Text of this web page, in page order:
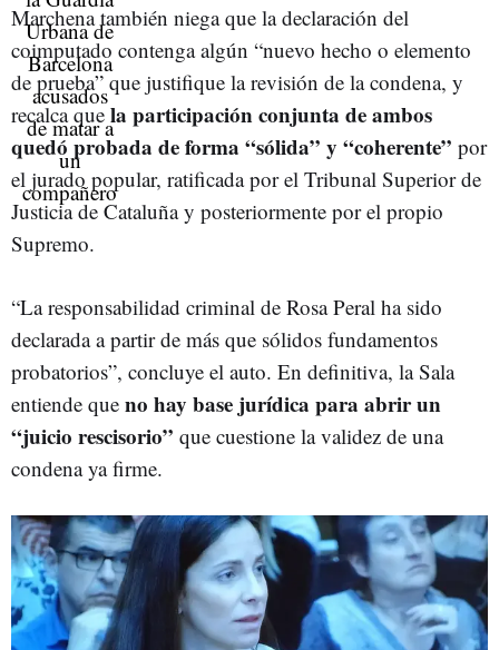
Marchena también niega que la declaración del
coimputado contenga algún “nuevo hecho o elemento
de prueba” que justifique la revisión de la condena, y
recalca que la participación conjunta de ambos
quedó probada de forma “sólida” y “coherente” por
el jurado popular, ratificada por el Tribunal Superior de
Justicia de Cataluña y posteriormente por el propio
Supremo.
“La responsabilidad criminal de Rosa Peral ha sido
declarada a partir de más que sólidos fundamentos
probatorios”, concluye el auto. En definitiva, la Sala
entiende que no hay base jurídica para abrir un
“juicio rescisorio” que cuestione la validez de una
condena ya firme.